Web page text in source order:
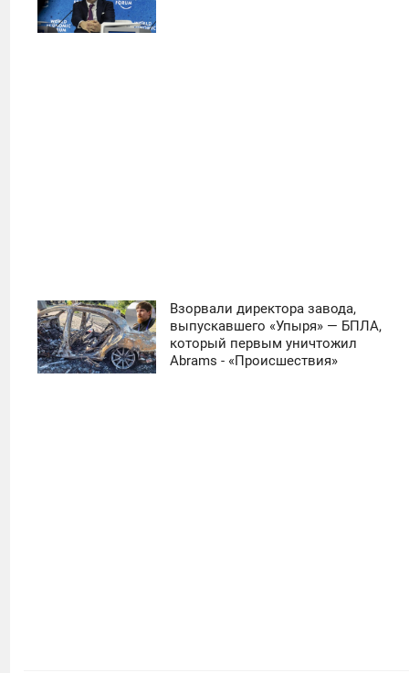
Взорвали директора завода,
выпускавшего «Упыря» — БПЛА,
который первым уничтожил
Abrams - «Происшествия»